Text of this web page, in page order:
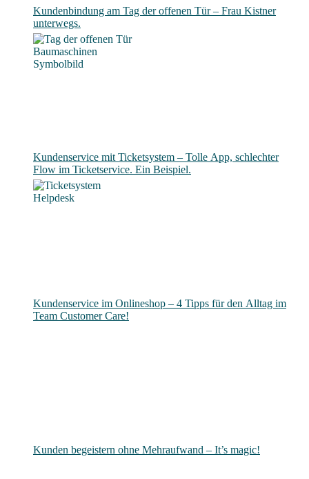
Kundenbindung am Tag der offenen Tür – Frau Kistner
unterwegs.
Kundenservice mit Ticketsystem – Tolle App, schlechter
Flow im Ticketservice. Ein Beispiel.
Kundenservice im Onlineshop – 4 Tipps für den Alltag im
Team Customer Care!
Kunden begeistern ohne Mehraufwand – It’s magic!